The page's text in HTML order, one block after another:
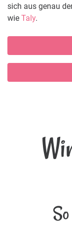
sich aus genau
wie Taly.